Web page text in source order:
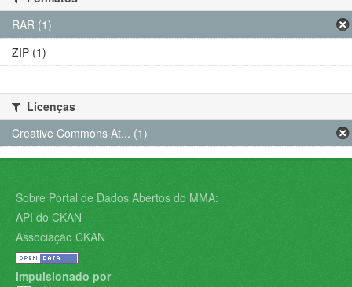
RAR (1)
ZIP (1)
Licenças
Creative Commons At... (1)
Sobre Portal de Dados Abertos do MMA:
API do CKAN
Associação CKAN
Impulsionado por